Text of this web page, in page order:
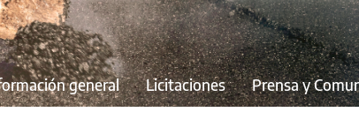
general Licitaciones Prensa y